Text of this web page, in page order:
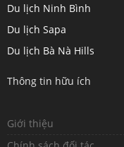
Du lịch Ninh Bình
Du lịch Sapa
Du lịch Bà Nà Hills
Thông tin hữu ích
Giới thiệu